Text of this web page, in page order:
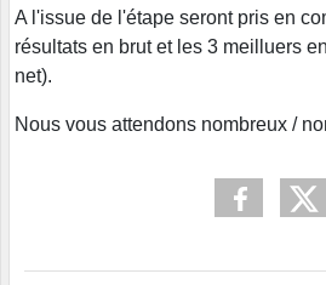
A l'issue de l'étape seront pris en
résultats en brut et les 3 meilluers
net).
Nous vous attendons nombreux /